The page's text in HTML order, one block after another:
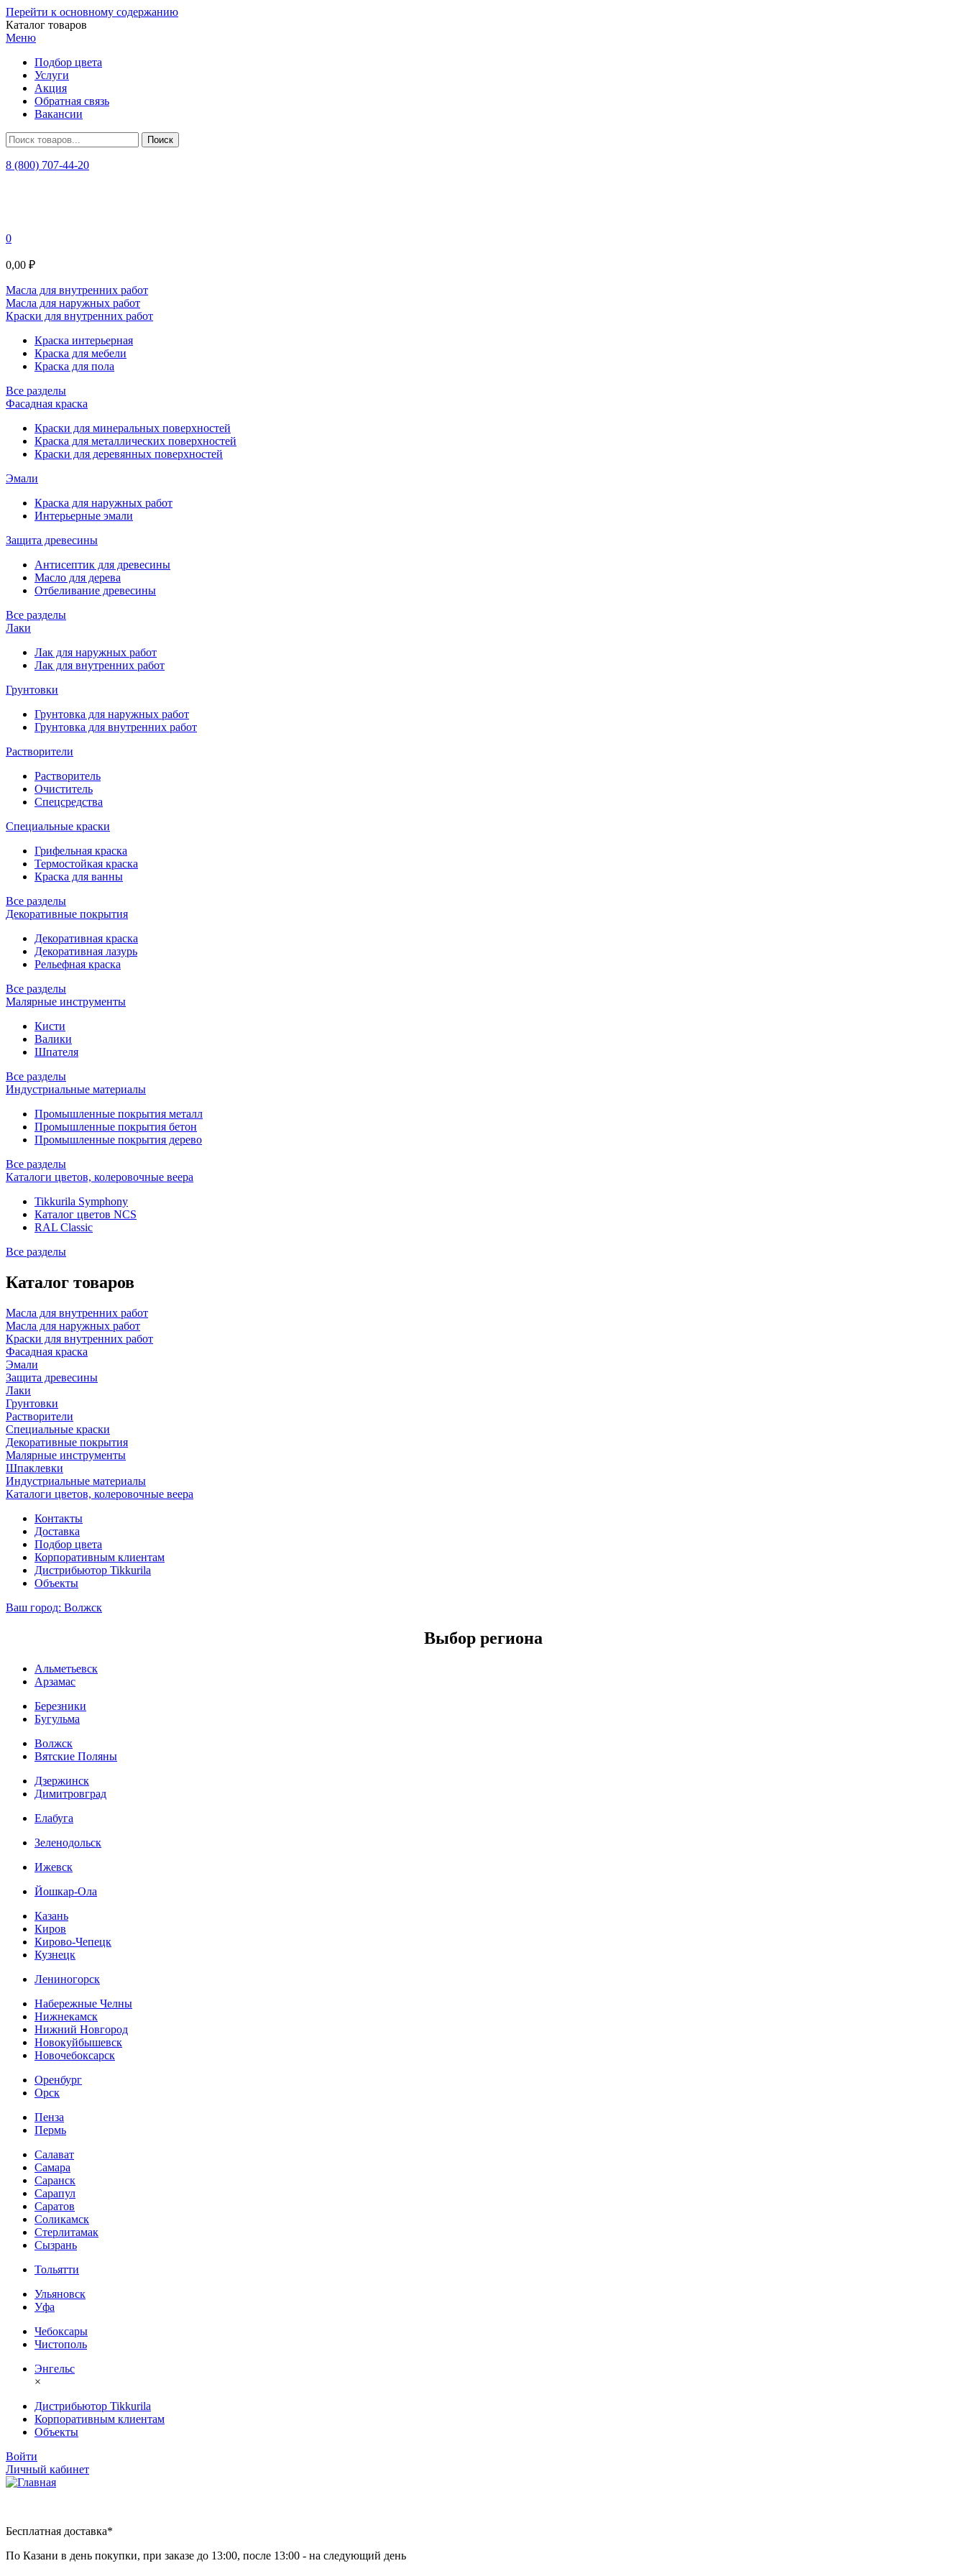
Перейти к основному содержанию
Каталог товаров
Меню
Подбор цвета
Услуги
Акция
Обратная связь
Вакансии
8 (800) 707-44-20
0
0,00 ₽
Масла для внутренних работ
Масла для наружных работ
Краски для внутренних работ
Краска интерьерная
Краска для мебели
Краска для пола
Все разделы
Фасадная краска
Краски для минеральных поверхностей
Краска для металлических поверхностей
Краски для деревянных поверхностей
Эмали
Краска для наружных работ
Интерьерные эмали
Защита древесины
Антисептик для древесины
Масло для дерева
Отбеливание древесины
Все разделы
Лаки
Лак для наружных работ
Лак для внутренних работ
Грунтовки
Грунтовка для наружных работ
Грунтовка для внутренних работ
Растворители
Растворитель
Очиститель
Спецсредства
Специальные краски
Грифельная краска
Термостойкая краска
Краска для ванны
Все разделы
Декоративные покрытия
Декоративная краска
Декоративная лазурь
Рельефная краска
Все разделы
Малярные инструменты
Кисти
Валики
Шпателя
Все разделы
Индустриальные материалы
Промышленные покрытия металл
Промышленные покрытия бетон
Промышленные покрытия дерево
Все разделы
Каталоги цветов, колеровочные веера
Tikkurila Symphony
Каталог цветов NCS
RAL Classic
Все разделы
Каталог товаров
Масла для внутренних работ
Масла для наружных работ
Краски для внутренних работ
Фасадная краска
Эмали
Защита древесины
Лаки
Грунтовки
Растворители
Специальные краски
Декоративные покрытия
Малярные инструменты
Шпаклевки
Индустриальные материалы
Каталоги цветов, колеровочные веера
Контакты
Доставка
Подбор цвета
Корпоративным клиентам
Дистрибьютор Tikkurila
Объекты
Ваш город: Волжск
Выбор региона
Альметьевск
Арзамас
Березники
Бугульма
Волжск
Вятские Поляны
Дзержинск
Димитровград
Елабуга
Зеленодольск
Ижевск
Йошкар-Ола
Казань
Киров
Кирово-Чепецк
Кузнецк
Лениногорск
Набережные Челны
Нижнекамск
Нижний Новгород
Новокуйбышевск
Новочебоксарск
Оренбург
Орск
Пенза
Пермь
Салават
Самара
Саранск
Сарапул
Саратов
Соликамск
Стерлитамак
Сызрань
Тольятти
Ульяновск
Уфа
Чебоксары
Чистополь
Энгельс
×
Дистрибьютор Tikkurila
Корпоративным клиентам
Объекты
Войти
Личный кабинет
Бесплатная доставка*
По Казани в день покупки, при заказе до 13:00, после 13:00 - на следующий день